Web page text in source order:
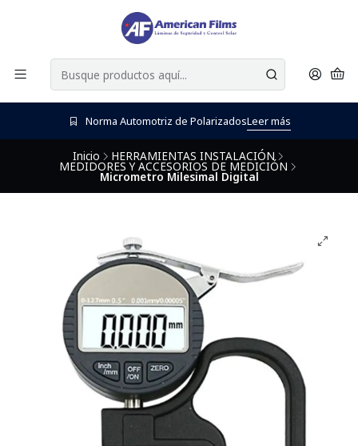
Norma Automotriz de PolarizadosLeer más
Inicio HERRAMIENTAS INSTALACIÓN
MEDIDORES Y ACCESORIOS DE MEDICIÓN
Micrometro Milesimal Digital